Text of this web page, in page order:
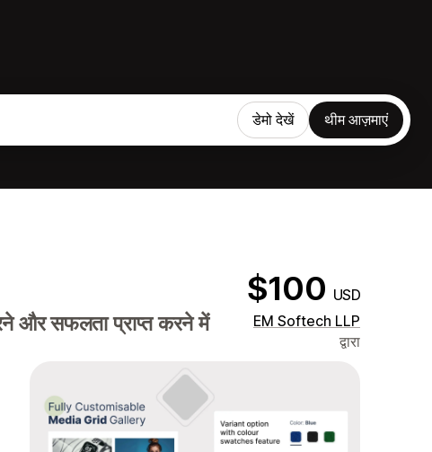
डेमो देखें थीम आज़माएं
$100 USD
और सफलता प्राप्त करने में
EM Softech LLP
द्वारा